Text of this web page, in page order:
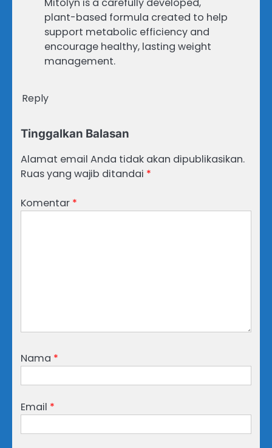
plant-based formula created to help
support metabolic efficiency and
encourage healthy, lasting weight
management.
Reply
Tinggalkan Balasan
Alamat email Anda tidak akan dipublikasikan.
Ruas yang wajib ditandai *
Komentar *
Nama *
Email *